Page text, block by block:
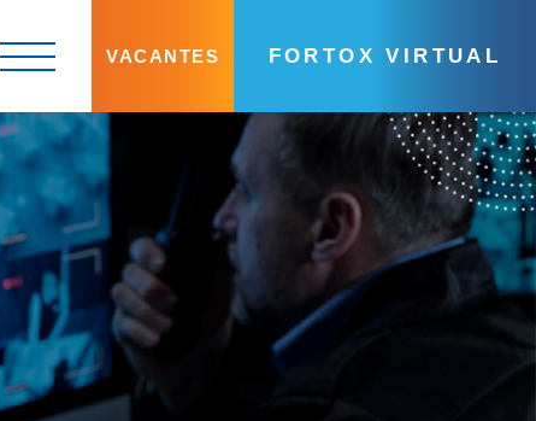
VACANTES FORTOX VIRTUAL